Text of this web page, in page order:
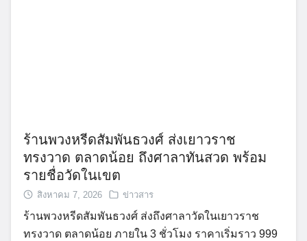
ร้านพวงหรีดสัมพันธวงศ์ ส่งเยาวราช
ทรงวาด ตลาดน้อย ถึงศาลาทันสวด พร้อม
รายชื่อวัดในเขต
สิงหาคม 7, 2026 ข่าวสาร
ร้านพวงหรีดสัมพันธวงศ์ ส่งถึงศาลาวัดในเยาวราช
ทรงวาด ตลาดน้อย ภายใน 3 ชั่วโมง ราคาเริ่มราว 999